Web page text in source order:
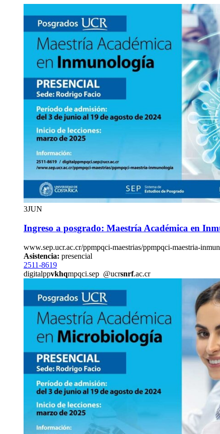
3JUN
Ingreso a posgrado: Maestría Académica en
www.sep.ucr.ac.cr/ppmpqci-maestrias/ppmpqci-maestria-
Asistencia: presencial
2511-8619
digitalppvkhqmpqci.sep @ucrsnrf.ac.cr